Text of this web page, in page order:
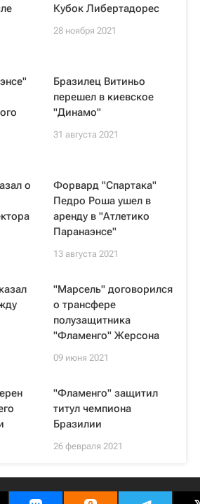
Кубок Либертадорес
28 ноября 2021
Бразилец Витиньо
перешел в киевское
"Динамо"
31 августа 2021
о
Форвард "Спартака"
Педро Роша ушел в
аренду в "Атлетико
Паранаэнсе"
13 августа 2021
"Марсель" договорился
о трансфере
полузащитника
"Фламенго" Жерсона
09 июня 2021
"Фламенго" защитил
титул чемпиона
Бразилии
26 февраля 2021